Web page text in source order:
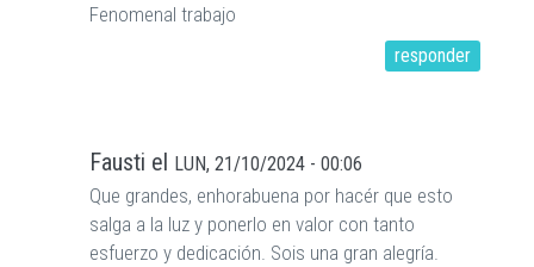
Fenomenal trabajo
responder
Fausti el LUN, 21/10/2024 - 00:06
Que grandes, enhorabuena por hacér que esto
salga a la luz y ponerlo en valor con tanto
esfuerzo y dedicación. Sois una gran alegría.